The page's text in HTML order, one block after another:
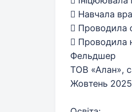
 Навчала
 Проводила
 Проводила
Фельдшер
ТОВ «Алан»,
Жовтень 2025